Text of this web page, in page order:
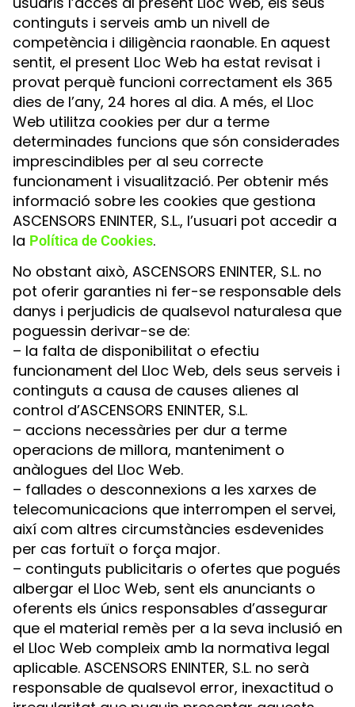
continguts i serveis amb un nivell de
competència i diligència raonable. En aquest
sentit, el present Lloc Web ha estat revisat i
provat perquè funcioni correctament els 365
dies de l’any, 24 hores al dia. A més, el Lloc
Web utilitza cookies per dur a terme
determinades funcions que són considerades
imprescindibles per al seu correcte
funcionament i visualització. Per obtenir més
informació sobre les cookies que gestiona
ASCENSORS ENINTER, S.L., l’usuari pot accedir a
la Política de Cookies.
No obstant això, ASCENSORS ENINTER, S.L. no
pot oferir garanties ni fer-se responsable dels
danys i perjudicis de qualsevol naturalesa que
poguessin derivar-se de:
– la falta de disponibilitat o efectiu
funcionament del Lloc Web, dels seus serveis i
continguts a causa de causes alienes al
control d’ASCENSORS ENINTER, S.L.
– accions necessàries per dur a terme
operacions de millora, manteniment o
anàlogues del Lloc Web.
– fallades o desconnexions a les xarxes de
telecomunicacions que interrompen el servei,
així com altres circumstàncies esdevenides
per cas fortuït o força major.
– continguts publicitaris o ofertes que pogués
albergar el Lloc Web, sent els anunciants o
oferents els únics responsables d’assegurar
que el material remès per a la seva inclusió en
el Lloc Web compleix amb la normativa legal
aplicable. ASCENSORS ENINTER, S.L. no serà
responsable de qualsevol error, inexactitud o